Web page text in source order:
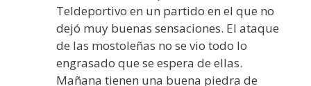
Teldeportivo en un partido en el que no
dejó muy buenas sensaciones. El ataque
de las mostoleñas no se vio todo lo
engrasado que se espera de ellas.
Mañana tienen una buena piedra de